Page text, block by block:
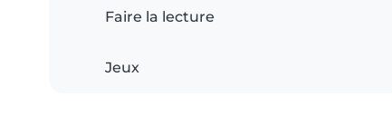
Faire la lecture
Jeux